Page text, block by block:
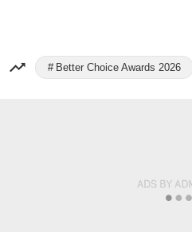
Better Choice Awards 2026